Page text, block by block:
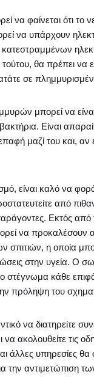
να φαίνεται ότι το
να υπάρχουν
θα πρέπει να
σε
μπορεί να
Είναι
μαζί του και, αν
είναι καλό να
από
Εκτός από
να προκαλέσουν
σπιτιών, η οποία
στην υγεία. Ο
κάθε
πρόληψη του
να διατηρείτε
να ακολουθείτε τις
άλλες υπηρεσίες
την αντιμετώπιση